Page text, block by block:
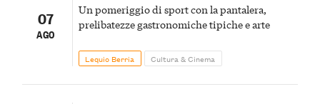
07
AGO
Un pomeriggio di sport con la pantalera,
prelibatezze gastronomiche tipiche e arte
Lequio Berria Cultura & Cinema